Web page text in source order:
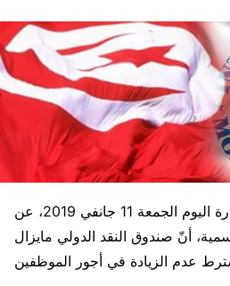
ذكرت جريدة الصباح الصادرة اليوم الجمعة 11 جانفي 2019، عن
أنّ صندوق النقد الدولي مايزال